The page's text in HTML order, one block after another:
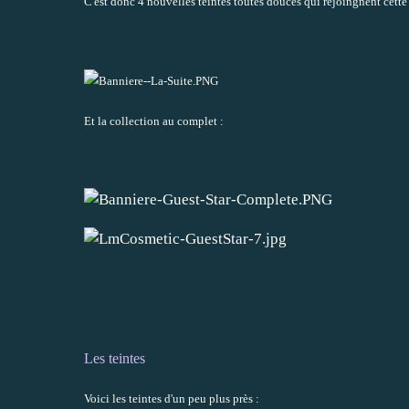
Et la collection au complet :
Les teintes
Voici les teintes d'un peu plus près :